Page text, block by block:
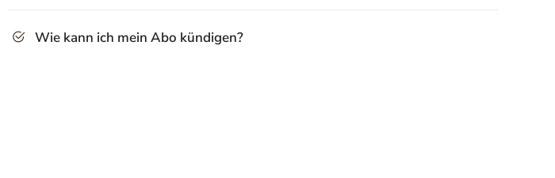
Wie kann ich mein Abo kündigen?